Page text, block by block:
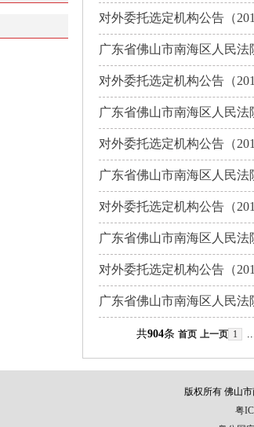
对外委托选定机构公告（
广东省佛山市南海区人民法
对外委托选定机构公告（
广东省佛山市南海区人民法
对外委托选定机构公告（
广东省佛山市南海区人民法
对外委托选定机构公告（
广东省佛山市南海区人民法
对外委托选定机构公告（
广东省佛山市南海区人民法
共904条 首页 上一页 1
版权所有 佛山
粤